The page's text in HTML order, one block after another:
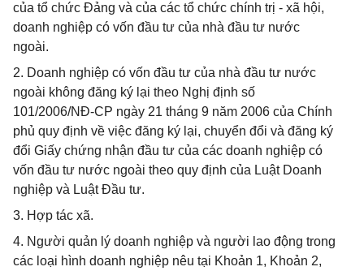
của tổ chức Đảng và của các tổ chức chính trị - xã hội,
doanh nghiệp có vốn đầu tư của nhà đầu tư nước
ngoài.
2. Doanh nghiệp có vốn đầu tư của nhà đầu tư nước
ngoài không đăng ký lại theo Nghị định số
101/2006/NĐ-CP ngày 21 tháng 9 năm 2006 của Chính
phủ quy định về việc đăng ký lại, chuyển đổi và đăng ký
đổi Giấy chứng nhận đầu tư của các doanh nghiệp có
vốn đầu tư nước ngoài theo quy định của Luật Doanh
nghiệp và Luật Đầu tư.
3. Hợp tác xã.
4. Người quản lý doanh nghiệp và người lao động trong
các loại hình doanh nghiệp nêu tại Khoản 1, Khoản 2,